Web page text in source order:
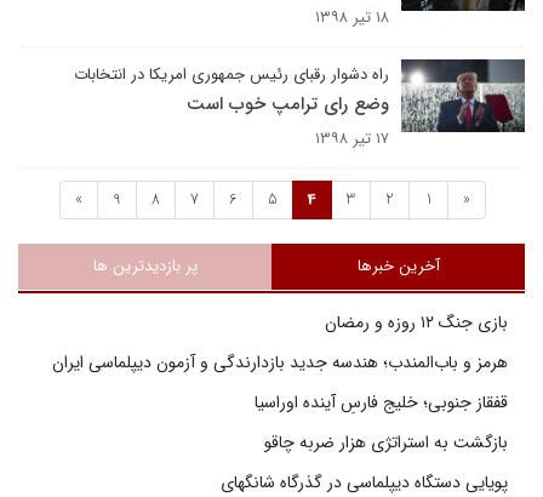
۱۸ تیر ۱۳۹۸
راه دشوار رقبای رئیس جمهوری امریکا در انتخابات
وضع رای ترامپ خوب است
۱۷ تیر ۱۳۹۸
«
1
2
3
4
5
6
7
8
9
»
آخرین خبرها پر بازدیدترین ها
بازی جنگ ۱۲ روزه و رمضان
هرمز و باب‌المندب؛ هندسه جدید بازدارندگی و آزمون دیپلماسی ایران
قفقاز جنوبی؛ خلیج فارسِ آینده اوراسیا
بازگشت به استراتژی هزار ضربه چاقو
پویایی دستگاه دیپلماسی در گذرگاه شانگهای